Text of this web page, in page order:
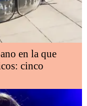
en la que
cinco